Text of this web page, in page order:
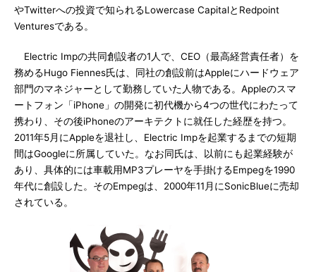
やTwitterへの投資で知られるLowercase CapitalとRedpoint
Venturesである。
Electric Impの共同創設者の1人で、CEO（最高経営責任者）を
務めるHugo Fiennes氏は、同社の創設前はAppleにハードウェア
部門のマネジャーとして勤務していた人物である。Appleのスマ
ートフォン「iPhone」の開発に初代機から4つの世代にわたって
携わり、その後iPhoneのアーキテクトに就任した経歴を持つ。
2011年5月にAppleを退社し、Electric Impを起業するまでの短期
間はGoogleに所属していた。なお同氏は、以前にも起業経験が
あり、具体的には車載用MP3プレーヤを手掛けるEmpegを1990
年代に創設した。そのEmpegは、2000年11月にSonicBlueに売却
されている。